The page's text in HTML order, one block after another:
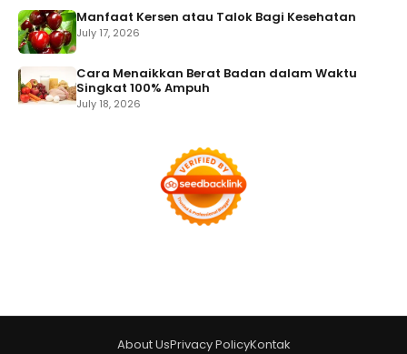
Manfaat Kersen atau Talok Bagi Kesehatan
July 17, 2026
Cara Menaikkan Berat Badan dalam Waktu
Singkat 100% Ampuh
July 18, 2026
About UsPrivacy PolicyKontak